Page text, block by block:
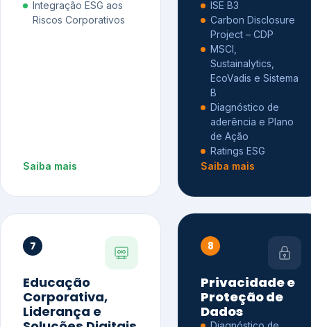
Integração ESG aos
Riscos Corporativos
Saiba mais
ISE B3
Carbon Disclosure
Project – CDP
MSCI,
Sustainalytics,
EcoVadis e Sistema
B
Diagnóstico de
aderência e Plano
de Ação
Ratings ESG
Saiba mais
7
Educação
Corporativa,
Liderança e
8
Privacidade e
Proteção de
Dados